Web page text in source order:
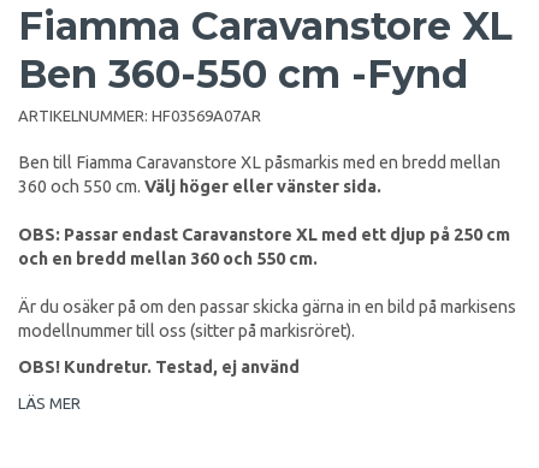
Fiamma Caravanstore XL
Ben 360-550 cm -Fynd
ARTIKELNUMMER: HF03569A07AR
Ben till Fiamma Caravanstore XL påsmarkis med en bredd mellan
360 och 550 cm. Välj höger eller vänster sida.
OBS: Passar endast Caravanstore XL med ett djup på 250 cm
och en bredd mellan 360 och 550 cm.
Är du osäker på om den passar skicka gärna in en bild på markisens
modellnummer till oss (sitter på markisröret).
OBS! Kundretur. Testad, ej använd
LÄS MER